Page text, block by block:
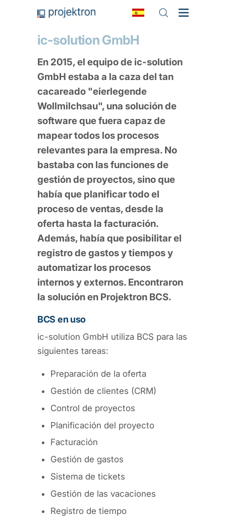
ic-solution GmbH
En 2015, el equipo de ic-solution
GmbH estaba a la caza del tan
cacareado "eierlegende
Wollmilchsau", una solución de
software que fuera capaz de
mapear todos los procesos
relevantes para la empresa. No
bastaba con las funciones de
gestión de proyectos, sino que
había que planificar todo el
proceso de ventas, desde la
oferta hasta la facturación.
Además, había que posibilitar el
registro de gastos y tiempos y
automatizar los procesos
internos y externos. Encontraron
la solución en Projektron BCS.
BCS en uso
ic-solution GmbH utiliza BCS para las
siguientes tareas:
Preparación de la oferta
Gestión de clientes (CRM)
Control de proyectos
Planificación del proyecto
Facturación
Gestión de gastos
Sistema de tickets
Gestión de las vacaciones
Registro de tiempo